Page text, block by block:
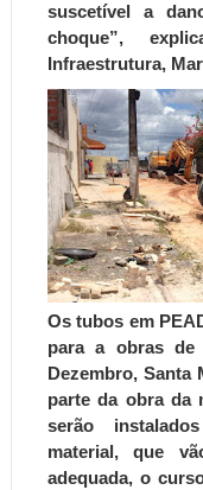
suscetível a
choque”,
Infraestrutura,
Os tubos em
para a obras de
Dezembro, Santa
parte da obra da
serão
material, que
adequada, o